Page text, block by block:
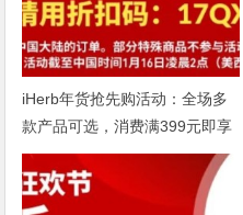
iHerb年货抢先购活动：全场多
款产品可选，消费满399元即享
75折